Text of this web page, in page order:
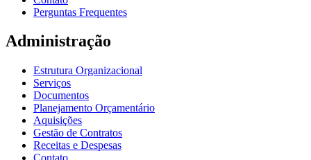
Perguntas Frequentes
Administração
Estrutura Organizacional
Serviços
Documentos
Planejamento Orçamentário
Aquisições
Gestão de Contratos
Receitas e Despesas